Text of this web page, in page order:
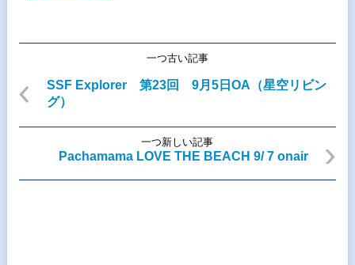
一つ古い記事
SSF Explorer 第23回 9月5日OA（星空リビン
グ）
一つ新しい記事
Pachamama LOVE THE BEACH 9/ 7 onair